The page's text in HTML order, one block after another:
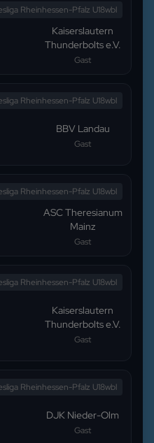
Rheinhessen-Pfalz U18wbl
Kaiserslautern
Thunderbolts e.V.
Gast
Rheinhessen-Pfalz U18wbl
BBV Landau
Gast
Rheinhessen-Pfalz U18wbl
ASC Theresianum
Mainz
Gast
Rheinhessen-Pfalz U18wbl
Kaiserslautern
Thunderbolts e.V.
Gast
Rheinhessen-Pfalz U18wbl
DJK Nieder-Olm
Gast